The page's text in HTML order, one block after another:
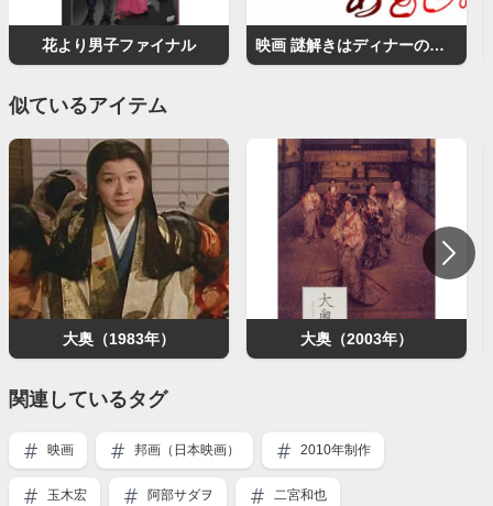
花より男子ファイナル 映画 謎解きはディナーのあとで
似ているアイテム
大奥（1983年） 大奥（2003年）
関連しているタグ
映画 邦画（日本映画） 2010年制作
玉木宏 阿部サダヲ
二宮和也